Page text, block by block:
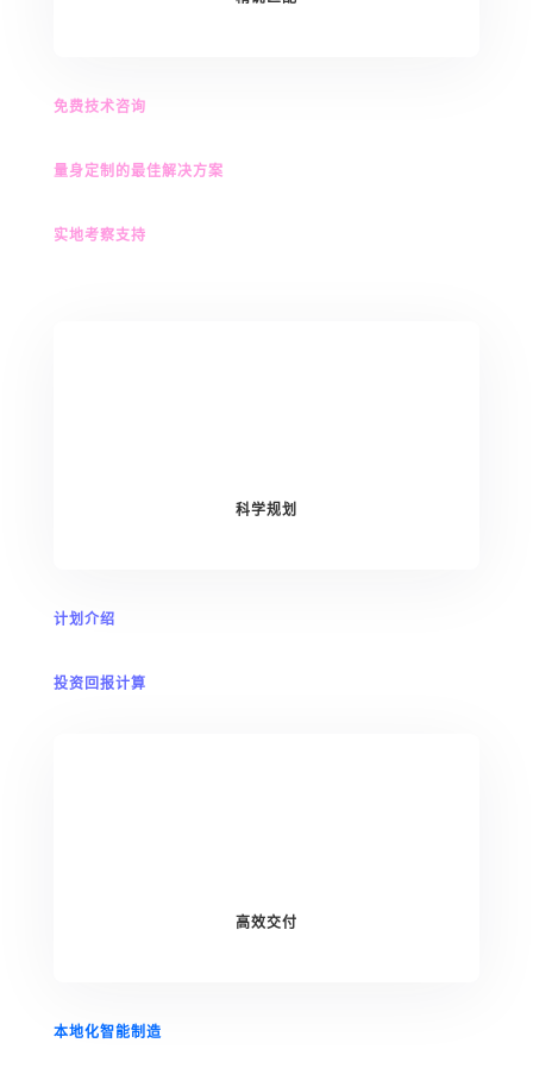
免费技术咨询
量身定制的最佳解决方案
实地考察支持
科学规划
计划介绍
投资回报计算
高效交付
本地化智能制造